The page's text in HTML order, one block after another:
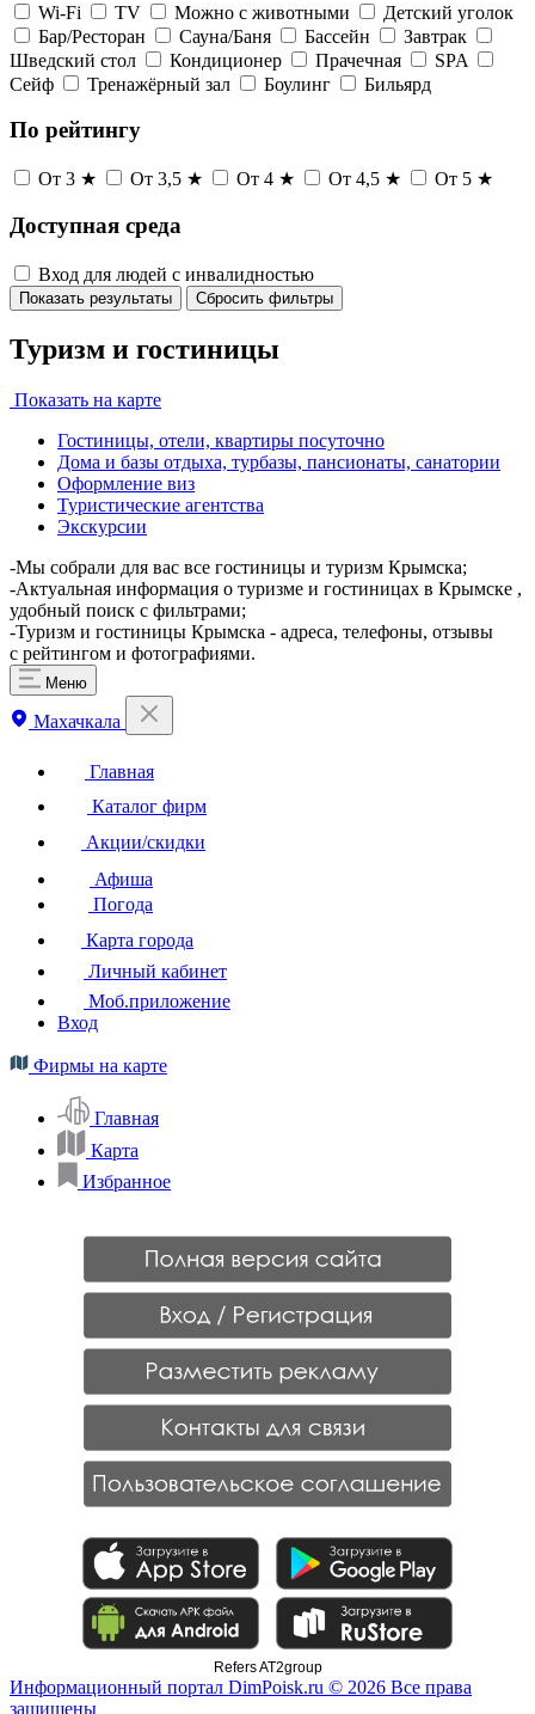
Wi-Fi TV Можно с животными
Детский уголок
Бар/Ресторан
Сауна/Баня Бассейн
Завтрак
Шведский стол
Кондиционер Прачечная
SPA
Сейф
Тренажёрный зал Боулинг Бильярд
По рейтингу
От 3 ★ От 3,5 ★ От 4 ★ От 4,5 ★ От 5 ★
Доступная среда
Вход для людей с инвалидностью
Показать результаты Сбросить фильтры
Туризм и гостиницы
Показать на карте
Гостиницы, отели, квартиры посуточно
Дома и базы отдыха, турбазы, пансионаты, санатории
Оформление виз
Туристические агентства
Экскурсии
-Мы собрали для вас все гостиницы и туризм Крымска;
-Актуальная информация о туризме и гостиницах в Крымске ,
удобный поиск с фильтрами;
-Туризм и гостиницы Крымска - адреса, телефоны, отзывы
с рейтингом и фотографиями.
Меню
Махачкала
Главная
Каталог фирм
Акции/скидки
Афиша
Погода
Карта города
Личный кабинет
Моб.приложение
Вход
Фирмы на карте
Главная
Карта
Избранное
Refers AT2group
Информационный портал DimPoisk.ru © 2026 Все права
защищены